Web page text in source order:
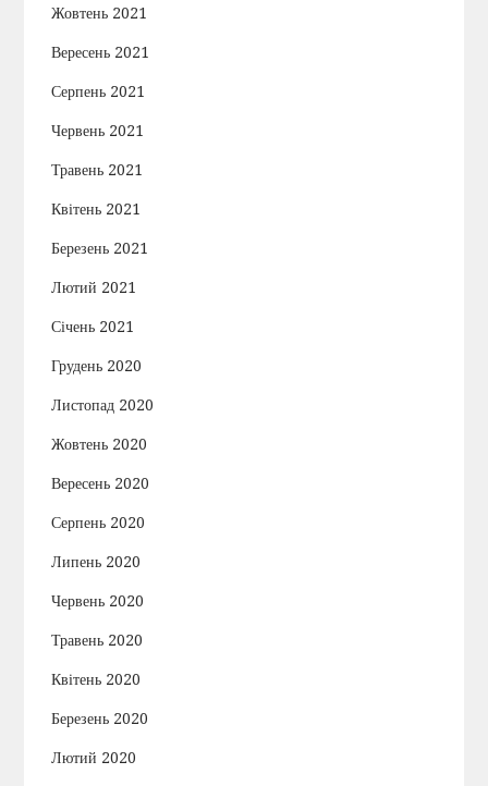
Жовтень 2021
Вересень 2021
Серпень 2021
Червень 2021
Травень 2021
Квітень 2021
Березень 2021
Лютий 2021
Січень 2021
Грудень 2020
Листопад 2020
Жовтень 2020
Вересень 2020
Серпень 2020
Липень 2020
Червень 2020
Травень 2020
Квітень 2020
Березень 2020
Лютий 2020